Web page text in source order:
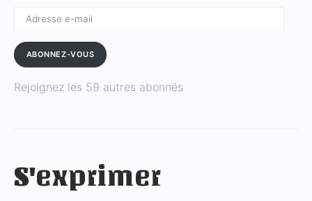
ABONNEZ-VOUS
Rejoignez les 59 autres abonnés
S'exprimer